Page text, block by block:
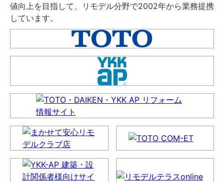
値向上を目指して、リモデル分野で2002年から業務提携
しています。